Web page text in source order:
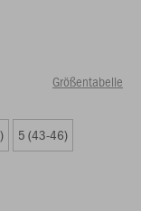
Größentabelle
5 (43-46)